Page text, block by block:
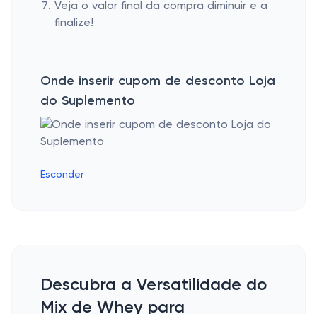
Veja o valor final da compra diminuir e a
finalize!
Onde inserir cupom de desconto Loja
do Suplemento
Esconder
Descubra a Versatilidade do
Mix de Whey para